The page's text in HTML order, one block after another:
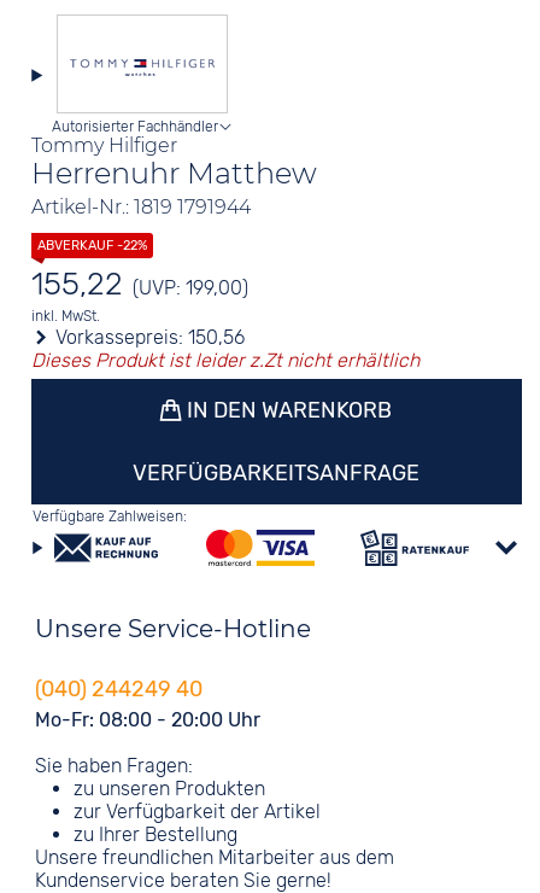
Tommy Hilfiger
Herrenuhr Matthew
Artikel-Nr.: 1819 1791944
Autorisierter Fachhändler
155,22 (UVP: 199,00)
inkl. MwSt.
Vorkassepreis:150,56
Dieses Produkt ist leider z.Zt nicht erhältlich
IN DEN WARENKORB
VERFÜGBARKEITSANFRAGE
Verfügbare Zahlweisen:
Unsere Service-Hotline
(040) 244249 40
Mo-Fr: 08:00 - 20:00 Uhr
Sie haben Fragen:
zu unseren Produkten
zur Verfügbarkeit der Artikel
zu Ihrer Bestellung
Unsere freundlichen Mitarbeiter aus dem
Kundenservice beraten Sie gerne!